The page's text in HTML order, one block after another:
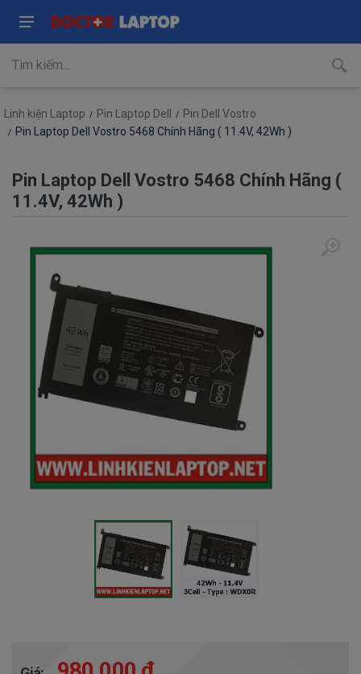
Linh kiện Laptop Pin Laptop Dell
Pin Dell Vostro
Pin Laptop Dell Vostro 5468 Chính Hãng ( 11.4V, 42Wh )
Pin Laptop Dell Vostro 5468 Chính Hãng (
11.4V, 42Wh )